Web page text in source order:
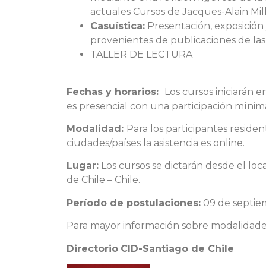
actuales Cursos de Jacques-Alain
Casuística: Presentación,
provenientes de publicaciones de
TALLER DE LECTURA
Fechas y horarios:
Los cursos iniciarán
es presencial con una participación
Modalidad: Para los participantes
ciudades/países la asistencia es online.
Lugar: Los cursos se dictarán desde el
de Chile – Chile.
Período de postulaciones: 09 de
Para mayor información sobre
Directorio CID-Santiago de Chile